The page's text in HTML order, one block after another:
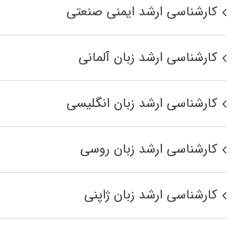
کارشناسی ارشد ایمنی صنعتی
کارشناسی ارشد زبان آلمانی
کارشناسی ارشد زبان انگلیسی
کارشناسی ارشد زبان روسی
کارشناسی ارشد زبان ژاپنی